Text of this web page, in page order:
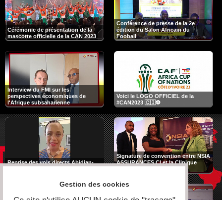
Cérémonie de présentation de la
mascotte officielle de la CAN 2023
Conférence de presse de la 2e
édition du Salon Africain du
Fooball
Interview du FMI sur les
perspectives économiques de
l'Afrique subsaharienne
Voici le LOGO OFFICIEL de la
#CAN2023 🇨🇮⚽
Reprise des vols directs Abidjan-
Signature de convention entre NSIA
ASSURANCES CI et la Clinique
Gestion des cookies